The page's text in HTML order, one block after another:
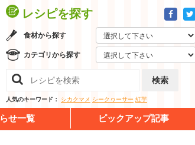
レシピを探す
食材から探す
カテゴリから探す
検索
人気のキーワード： シカクマメ シークヮーサー 紅芋
せ一覧 ピックアップ記事